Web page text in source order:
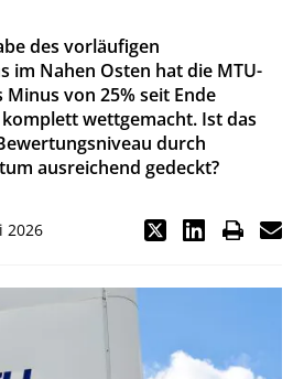
des vorläufigen
im Nahen Osten hat die MTU-
von 25% seit Ende
wettgemacht. Ist das
durch
ausreichend gedeckt?
2026